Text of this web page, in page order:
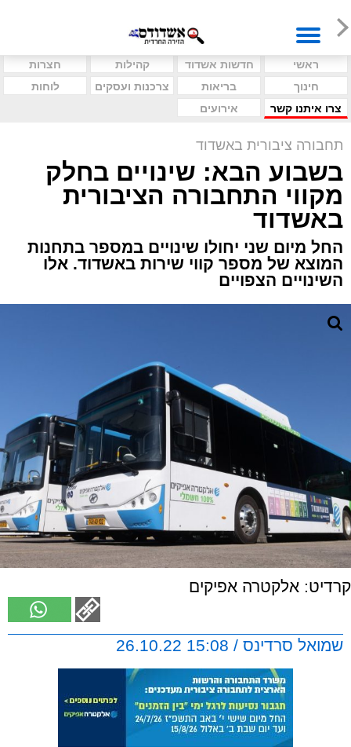
ראשי חדשות אשדוד קהילות
חצרות
חינוך
בריאות צרכנות ועסקים
לוחות
צרו איתנו קשר
אירועים
תחבורה ציבורית באשדוד
בשבוע הבא: שינויים בחלק
מקווי התחבורה הציבורית
באשדוד
החל מיום שני יחולו שינויים במספר בתחנות
המוצא של מספר קווי שירות באשדוד. אלו
השינויים הצפויים
קרדיט: אלקטרה אפיקים
שמואל סרדינס / 15:08 26.10.22